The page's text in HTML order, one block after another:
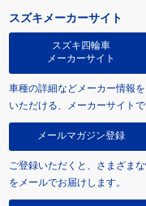
スズキメーカーサイト
スズキ四輪車
メーカーサイト
車種の詳細などメーカー情報
いただける、メーカーサイトで
メールマガジン登録
ご登録いただくと、さまざま
をメールでお届けします。